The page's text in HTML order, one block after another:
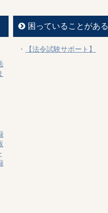
困っていることがある
【法令試験サポート】